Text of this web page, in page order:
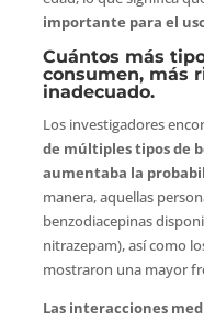
importante para el
Cuántos más
consumen, más
inadecuado.
Los investigadores
de múltiples tipos de
aumentaba la
manera, aquellas
benzodiacepinas
nitrazepam), así como
mostraron una mayor
Las interacciones